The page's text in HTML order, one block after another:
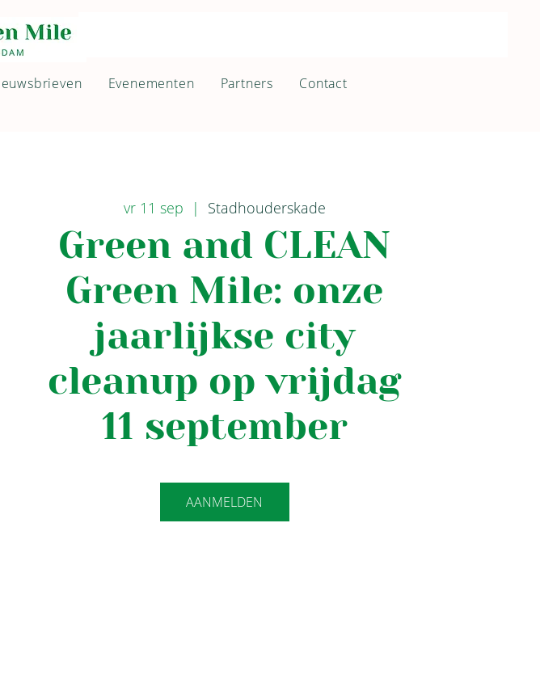
Evenementen Partners Contact
vr 11 sep
  |
Stadhouderskade
Green and CLEAN
Green Mile: onze
jaarlijkse city
cleanup op vrijdag
11 september
AANMELDEN